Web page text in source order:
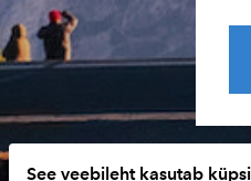
See veebileht kasutab